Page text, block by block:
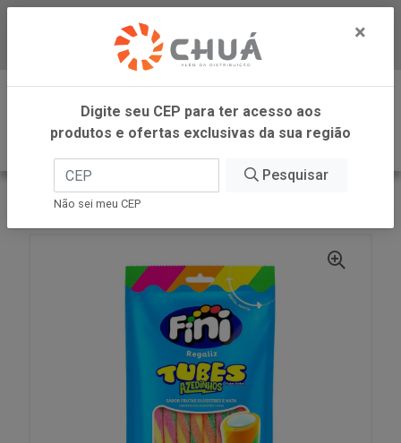
Baixe já nosso APP
0
INÍCIO FINI TUBES TWISTER CITRI 80G FINI
×
Digite seu CEP para ter acesso aos
produtos e ofertas exclusivas da sua região
Pesquisar
Não sei meu CEP